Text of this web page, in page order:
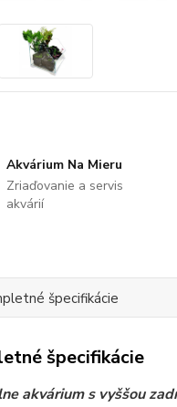
Akvárium Na Mieru
Zriaďovanie a servis
akvárií
špecifikácie
špecifikácie
akvárium s vyššou